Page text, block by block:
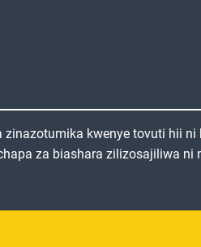
zinazotumika kwenye tovuti hii
za biashara zilizosajiliwa